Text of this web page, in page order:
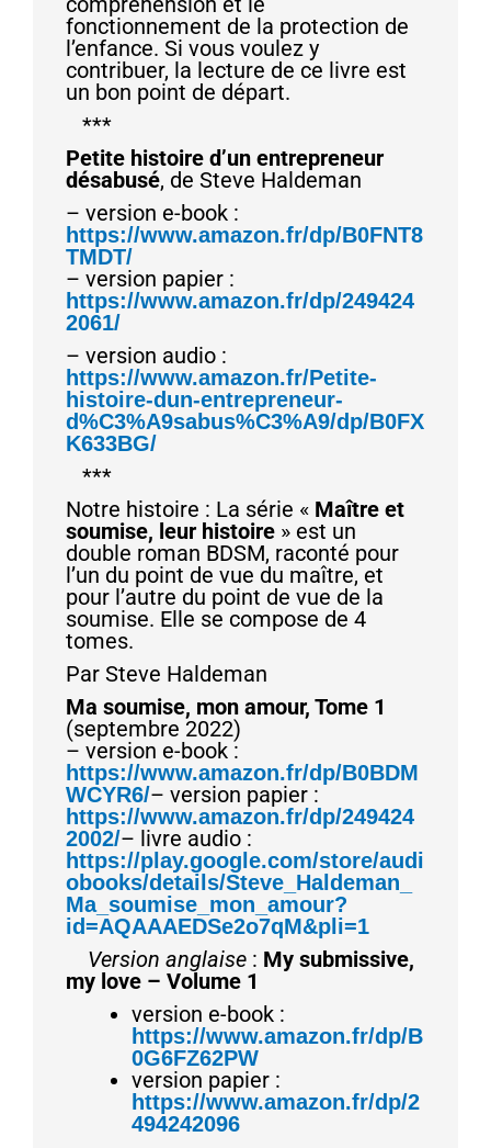
fonctionnement de la protection de
l’enfance. Si vous voulez y
contribuer, la lecture de ce livre est
un bon point de départ.
***
Petite histoire d’un entrepreneur
désabusé, de Steve Haldeman
– version e-book :
https://www.amazon.fr/dp/B0FNT8
TMDT/
– version papier :
https://www.amazon.fr/dp/249424
2061/
– version audio :
https://www.amazon.fr/Petite-
histoire-dun-entrepreneur-
d%C3%A9sabus%C3%A9/dp/B0FX
K633BG/
***
Notre histoire : La série « Maître et
soumise, leur histoire » est un
double roman BDSM, raconté pour
l’un du point de vue du maître, et
pour l’autre du point de vue de la
soumise. Elle se compose de 4
tomes.
Par Steve Haldeman
Ma soumise, mon amour, Tome 1
(septembre 2022)
– version e-book :
https://www.amazon.fr/dp/B0BDM
WCYR6/– version papier :
https://www.amazon.fr/dp/249424
2002/– livre audio :
https://play.google.com/store/audi
obooks/details/Steve_Haldeman_
Ma_soumise_mon_amour?
id=AQAAAEDSe2o7qM&pli=1
Version anglaise : My submissive,
my love – Volume 1
version e-book :
https://www.amazon.fr/dp/B
0G6FZ62PW
version papier :
https://www.amazon.fr/dp/2
494242096